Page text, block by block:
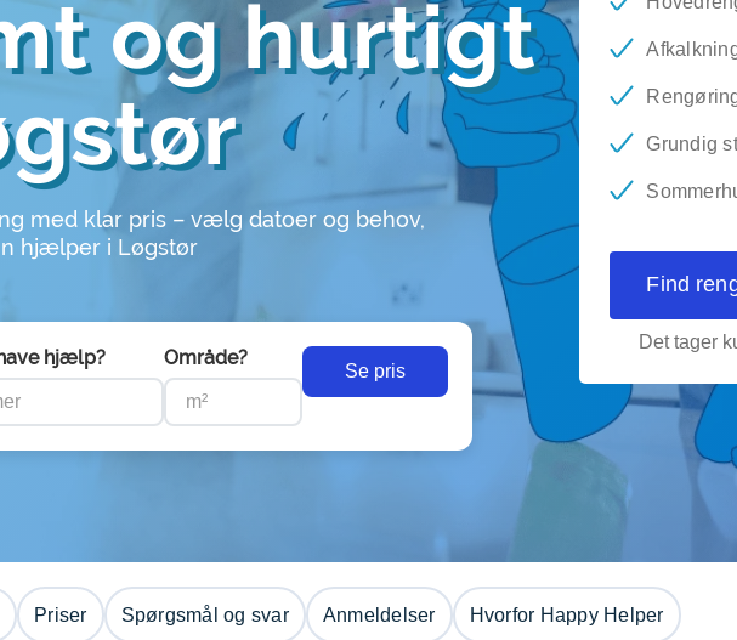
og hurtigt
med klar pris – vælg datoer og behov,
hjælper i Løgstør
hjælp? Område?
Se pris
Grundig
Find
Det tager
Priser Spørgsmål og svar Anmeldelser Hvorfor Happy Helper